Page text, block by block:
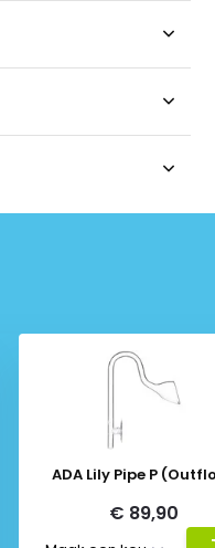
ADA Lily Pipe P
€ 89,90